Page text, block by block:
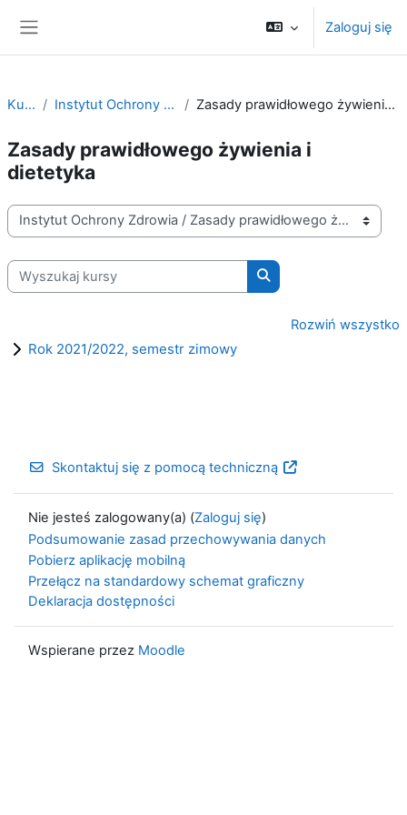
Zaloguj się
Kursy Instytut Ochrony Zdrowia Zasady prawidłowego żywienia i dietetyka
Zasady prawidłowego żywienia i
dietetyka
Kategorie kursów
Wyszukaj kursy
Wyszukaj kursy
Rozwiń wszystko
Rok 2021/2022, semestr zimowy
Skontaktuj się z pomocą techniczną
Nie jesteś zalogowany(a) (Zaloguj się)
Podsumowanie zasad przechowywania danych
Pobierz aplikację mobilną
Przełącz na standardowy schemat graficzny
Deklaracja dostępności
Wspierane przez Moodle